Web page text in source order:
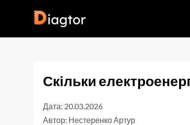
Скільки
Дата: 20.03.2026
Автор: Нестеренко Артур